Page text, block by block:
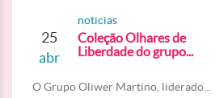
25
abr
noticias
Coleção Olhares de
Liberdade do grupo...
O Grupo Oliwer Martino, liderado...